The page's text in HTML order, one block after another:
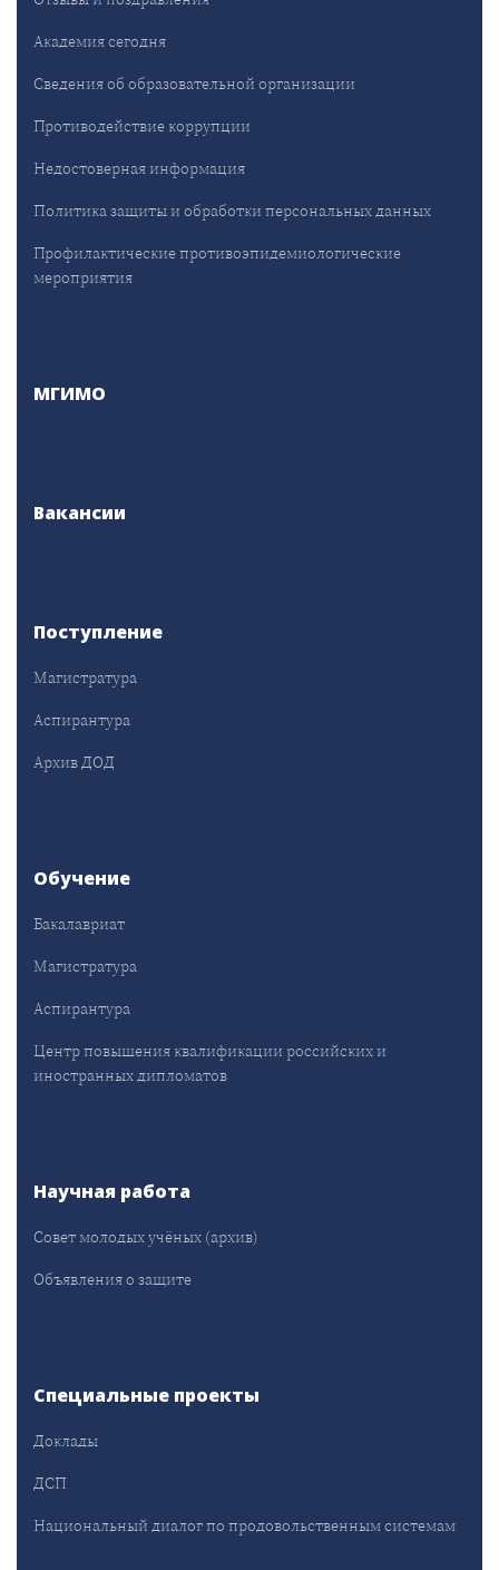
Академия сегодня
Сведения об образовательной организации
Противодействие коррупции
Недостоверная информация
Политика защиты и обработки персональных данных
Профилактические противоэпидемиологические
мероприятия
МГИМО
Вакансии
Поступление
Магистратура
Аспирантура
Архив ДОД
Обучение
Бакалавриат
Магистратура
Аспирантура
Центр повышения квалификации российских и
иностранных дипломатов
Научная работа
Совет молодых учёных (архив)
Объявления о защите
Специальные проекты
Доклады
ДСП
Национальный диалог по продовольственным системам